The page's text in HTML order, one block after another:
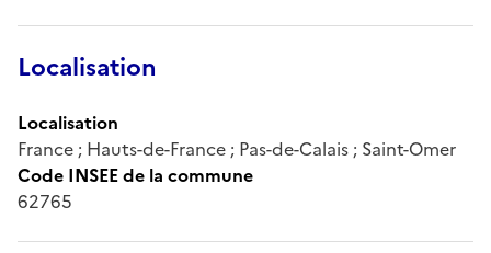
Localisation
Localisation
France ; Hauts-de-France ; Pas-de-Calais ; Saint-Omer
Code INSEE de la commune
62765